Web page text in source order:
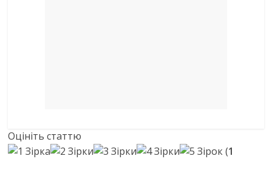
Оцініть статтю
(1